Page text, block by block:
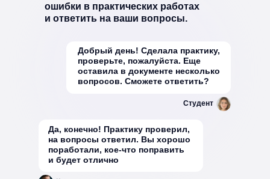
Да, конечно! Практику проверил,
на вопросы ответил. Вы хорошо
поработали, кое-что поправить
и будет отлично
Добрый день! Сделала практику,
проверьте, пожалуйста. Еще
оставила в документе несколько
вопросов. Сможете ответить?
ошибки в практических работах
и ответить на ваши вопросы.
Студент